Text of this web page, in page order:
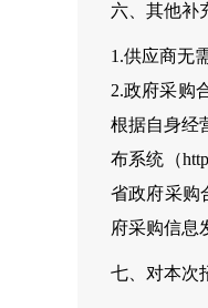
六、其他补
1.供应商无
2.政府采购
根据自身经
布系统（
省政府采购
府采购信息
七、对本次